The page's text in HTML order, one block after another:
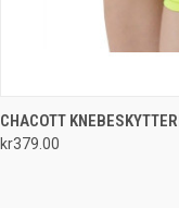
QUICK VIEW
Compare
CHACOTT
kr379.00